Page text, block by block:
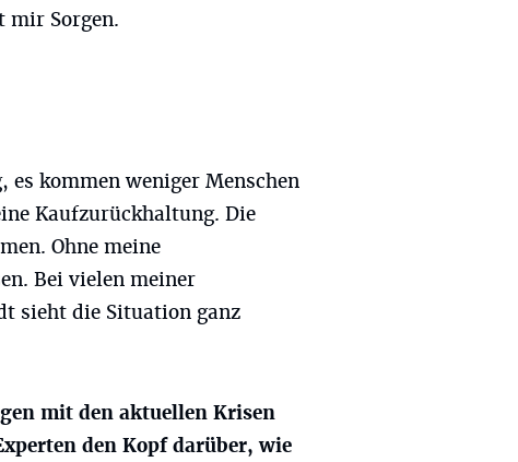
mir Sorgen.
es kommen weniger Menschen
Kaufzurückhaltung. Die
Ohne meine
Bei vielen meiner
sieht die Situation ganz
mit den aktuellen Krisen
den Kopf darüber, wie